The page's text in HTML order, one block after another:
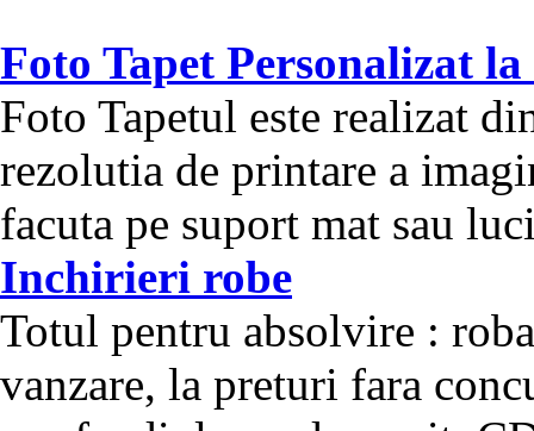
Foto Tapet Personalizat
Foto Tapetul este realizat
rezolutia de printare a
facuta pe suport mat sau
Inchirieri robe
Totul pentru absolvire :
vanzare, la preturi fara